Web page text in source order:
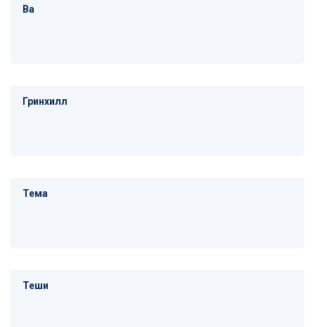
Ва
Гринхилл
Тема
Теши